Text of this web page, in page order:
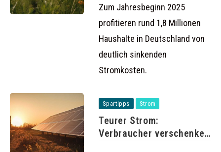
Strompreisen
Zum Jahresbeginn 2025
profitieren rund 1,8 Millionen
Haushalte in Deutschland von
deutlich sinkenden
Stromkosten.
Spartipps Strom
Teurer Strom:
Verbraucher verschenken